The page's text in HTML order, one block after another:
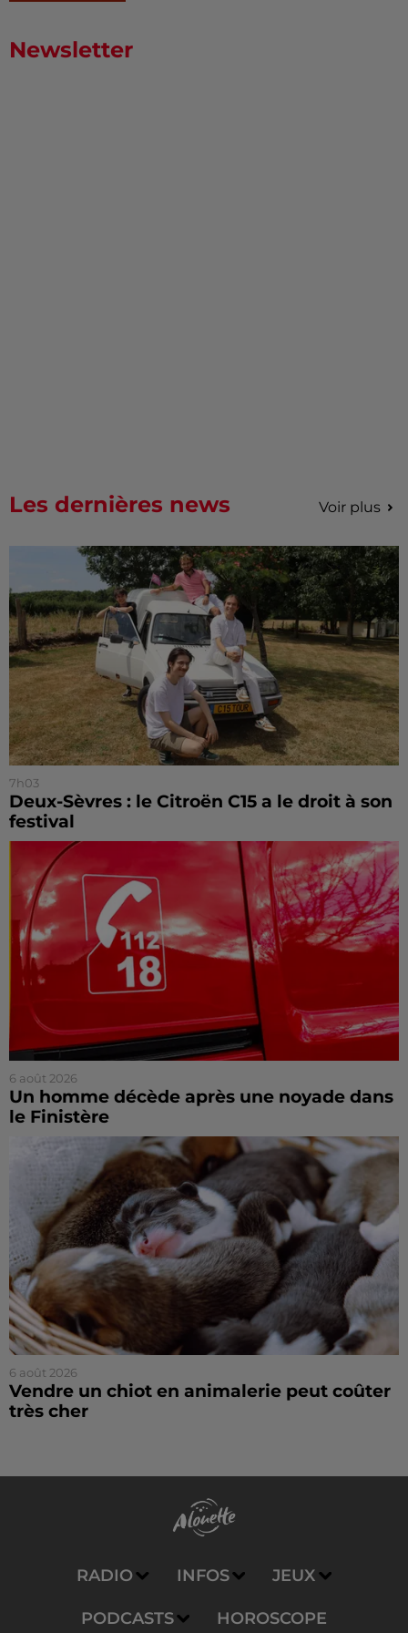
Newsletter
Les dernières news Voir plus
7h03
Deux-Sèvres : le Citroën C15 a le droit à son
festival
6 août 2026
Un homme décède après une noyade dans
le Finistère
6 août 2026
Vendre un chiot en animalerie peut coûter
très cher
RADIO INFOS JEUX
PODCASTS HOROSCOPE